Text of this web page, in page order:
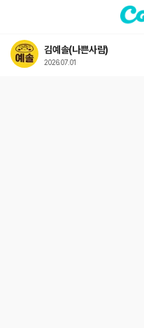
김예솔(나쁜사람)
2026.07.01